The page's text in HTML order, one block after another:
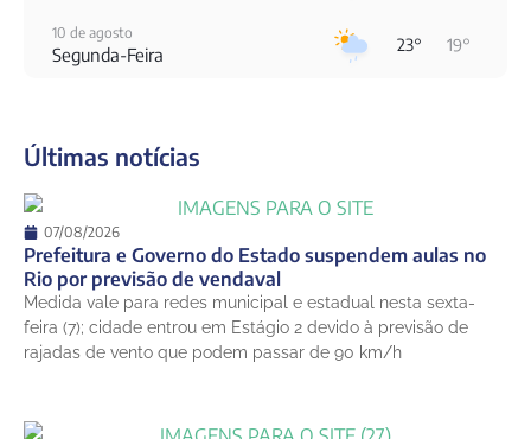
10 de agosto
Segunda-Feira 23° 19°
12 de agosto
13 de agosto
Quinta-Feira
14 de agosto
Sexta-Feira 29° 22°
Últimas notícias
07/08/2026
Prefeitura e Governo do Estado suspendem aulas no
Rio por previsão de vendaval
Medida vale para redes municipal e estadual nesta sexta-
feira (7); cidade entrou em Estágio 2 devido à previsão de
rajadas de vento que podem passar de 90 km/h